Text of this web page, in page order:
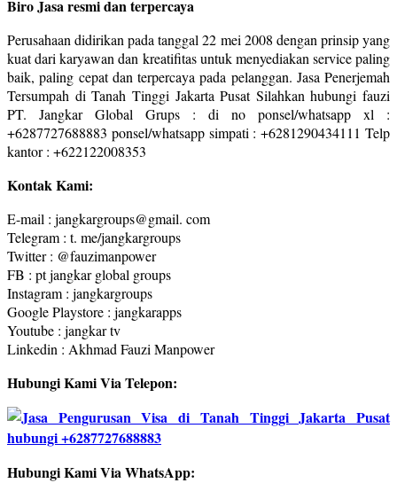
Biro Jasa resmi dan terpercaya
Perusahaan didirikan pada tanggal 22 mei 2008 dengan prinsip yang
kuat dari karyawan dan kreatifitas untuk menyediakan service paling
baik, paling cepat dan terpercaya pada pelanggan. Jasa Penerjemah
Tersumpah di Tanah Tinggi Jakarta Pusat Silahkan hubungi fauzi
PT. Jangkar Global Grups : di no ponsel/whatsapp xl :
+6287727688883 ponsel/whatsapp simpati : +6281290434111 Telp
kantor : +622122008353
Kontak Kami:
E-mail : jangkargroups@gmail. com
Telegram : t. me/jangkargroups
Twitter : @fauzimanpower
FB : pt jangkar global groups
Instagram : jangkargroups
Google Playstore : jangkarapps
Youtube : jangkar tv
Linkedin : Akhmad Fauzi Manpower
Hubungi Kami Via Telepon:
Hubungi Kami Via WhatsApp: